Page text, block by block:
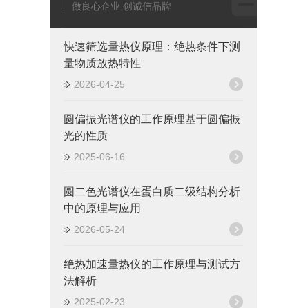
做良心企业 创诚信品牌
快速筛选量热仪原理：绝热条件下测
量物质放热特性
2026-04-25
圆偏振光谱仪的工作原理基于圆偏振
光的性质
2025-06-16
圆二色光谱仪在蛋白质二级结构分析
中的原理与应用
2026-05-24
绝热加速量热仪的工作原理与测试方
法解析
2025-02-23